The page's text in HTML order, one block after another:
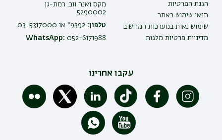
הגנת הפרטיות
תנאי שימוש באתר
שימוש נאות במערכות המחשוב
מדיניות פרטיות מלגות
מקס ואנה ווב, רמת-גן
5290002
טלפון: 9392* או 03-5317000
WhatsApp: 052-6171988
עקבו אחרינו